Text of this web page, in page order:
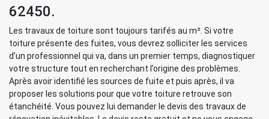
62450.
Les travaux de toiture sont toujours tarifés au m². Si votre
toiture présente des fuites, vous devrez solliciter les services
d’un professionnel qui va, dans un premier temps, diagnostiquer
votre structure tout en recherchant l’origine des problèmes.
Après avoir identifié les sources de fuite et puis après, il va
proposer les solutions pour que votre toiture retrouve son
étanchéité. Vous pouvez lui demander le devis des travaux de